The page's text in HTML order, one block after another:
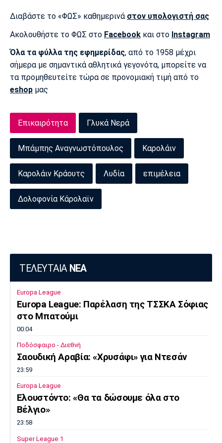
Διαβάστε το «ΦΩΣ» καθημερινά στον υπολογιστή σας
Ακολουθήστε το ΦΩΣ στο Facebook και στο Instagram
Όλα τα φύλλα της εφημερίδας, από το 1958 μέχρι
σήμερα με σημαντικά αθλητικά γεγονότα, μπορείτε να
τα προμηθευτείτε τώρα σε προνομιακή τιμή από το
eshop μας
Επικαιρότητα Γλυκά Νερά
Μπάμπης Αναγνωστόπουλος Καρολάιν
Καρολάιν Κράουτς Λυδία επιμέλεια
Δολοφονία Κάρολαϊν
ΤΕΛΕΥΤΑΙΑ ΝΕΑ
Europa League
Europa League: Παρέλαση της ΤΣΣΚΑ Σόφιας
στο Μπατούμι
00:04
Ποδόσφαιρο - Διεθνή
Σαουδική Αραβία: «Χρυσάφι» για Ντεσάν
23:59
Europa League
Ελουστόντο: «Θα τα δώσουμε όλα στο
Βέλγιο»
23:58
Super League 1